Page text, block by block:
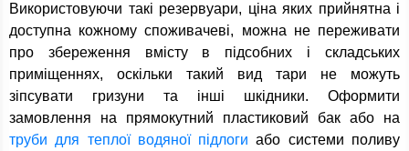
Використовуючи такі резервуари, ціна яких прийнятна і
доступна кожному споживачеві, можна не переживати
про збереження вмісту в підсобних і складських
приміщеннях, оскільки такий вид тари не можуть
зіпсувати гризуни та інші шкідники. Оформити
замовлення на прямокутний пластиковий бак або на
труби для теплої водяної підлоги або системи поливу